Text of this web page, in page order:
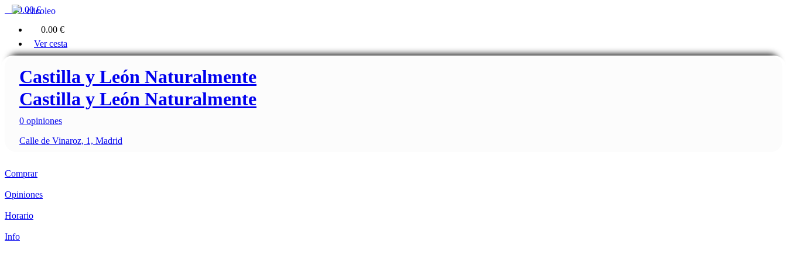
0.00 €
clicoleo
0.00 €
Ver cesta
Castilla y León Naturalmente
Castilla y León Naturalmente
0 opiniones
Calle de Vinaroz, 1, Madrid
Comprar
Opiniones
Horario
Info